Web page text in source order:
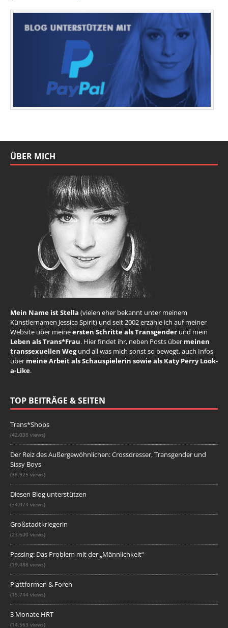
ÜBER MICH
Mein Name ist Stella (vielen eher bekannt unter meinem
Künstlernamen Jessica Spirit) und seit 2002 erzähle ich auf meiner
Website über meineersten Schritte als Transgender und mein
Leben als Trans*Frau. Hier findet ihr, neben Posts über meinen
transsexuellen Wegund all was mich sonst so bewegt, auch Infos
über meine Arbeit als Schauspielerin sowie als Katy Perry Look-
a-Like.
TOP BEITRÄGE & SEITEN
Trans*Shops
(42.038 views)
Der Reiz des Außergewöhnlichen: Crossdresser, Transgender und
Sissy Boys
(36.925 views)
Diesen Blog unterstützen
(34.074 views)
Großstadtkriegerin
(23.600 views)
Passing: Das Problem mit der „Männlichkeit“
(19.488 views)
Plattformen & Foren
(15.744 views)
3 Monate HRT
(14.563 views)